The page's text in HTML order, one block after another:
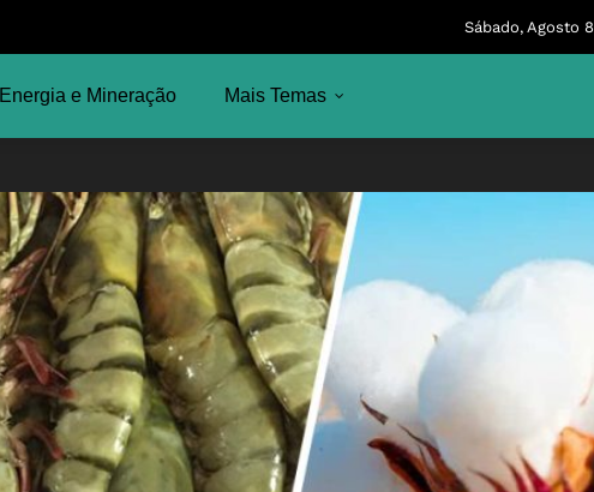
Sábado, Agosto 8
Energia e Mineração Mais Temas